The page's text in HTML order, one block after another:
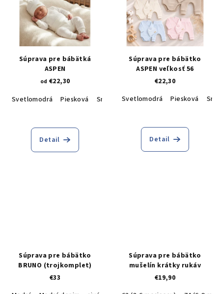
Súprava pre bábätká
ASPEN
od €22,30
Svetlomodrá
Piesková Smotanová Béžová Pudrová
Detail
Súprava pre bábätko
ASPEN veľkosť 56
€22,30
Svetlomodrá
Piesková
Detail
Súprava pre bábätko
BRUNO (trojkomplet)
€33
Súprava pre bábätko
mušelín krátky rukáv
€19,90